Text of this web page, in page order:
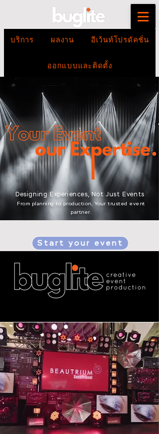
บริการ ผลงาน อีเว้นท์โปรดัคชั่น
ออกแบบและติดตั้ง
Start your event
Designing Experiences, Not Just Events
From planning to production, Your trusted event
partner.